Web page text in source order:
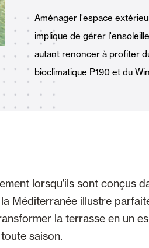
Stores
PRODUITS
Aménager l'espace
implique de gérer
autant renoncer à profiter
bioclimatique P190 et du
lorsqu'ils sont conçus
Méditerranée illustre
la terrasse en un
saison.